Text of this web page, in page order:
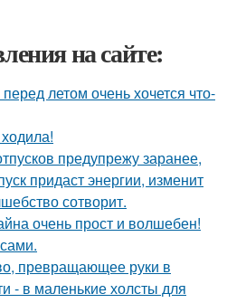
на сайте:
летом очень хочется что-
предупрежу заранее,
придаст энергии, изменит
сотворит.
очень прост и волшебен!
превращающее руки в
- в маленькие холсты для